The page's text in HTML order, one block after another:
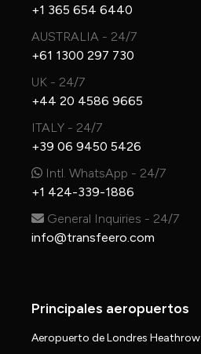
+1 365 654 6440
AUSTRALIA - 24/7
+61 1300 297 730
UK - 24/7
+44 20 4586 9665
ITALY - 24/7
+39 06 9450 5426
Intl. WhatsApp - 24/7
+1 424-339-1886
General Inquiries - 24/7
info@transfeero.com
Principales aeropuertos
Aeropuerto de Londres Heathrow